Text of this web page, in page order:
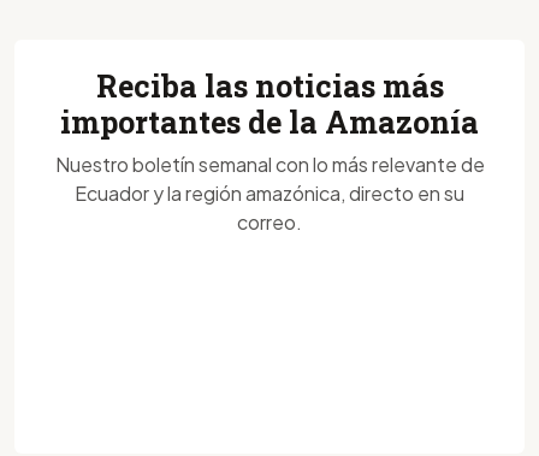
Reciba las noticias más
importantes de la Amazonía
Nuestro boletín semanal con lo más relevante de
Ecuador y la región amazónica, directo en su
correo.